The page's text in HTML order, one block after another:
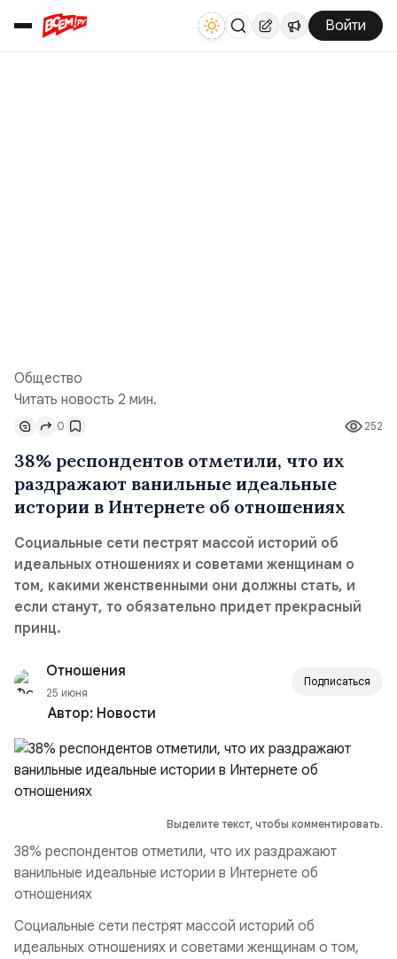
Войти
Общество
Читать новость 2 мин.
252
0
38% респондентов отметили, что их
раздражают ванильные идеальные
истории в Интернете об отношениях
Социальные сети пестрят массой историй об
идеальных отношениях и советами женщинам о
том, какими женственными они должны стать, и
если станут, то обязательно придет прекрасный
принц.
Отношения
25 июня
Подписаться
Автор: Новости
Выделите текст, чтобы комментировать.
38% респондентов отметили, что их раздражают
ванильные идеальные истории в Интернете об
отношениях
Социальные сети пестрят массой историй об
идеальных отношениях и советами женщинам о том,